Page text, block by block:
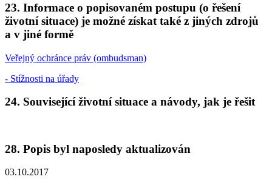
23. Informace o popisovaném postupu (o řešení
životní situace) je možné získat také z jiných zdrojů
a v jiné formě
Veřejný ochránce práv (ombudsman)
- Stížnosti na úřady
24. Související životní situace a návody, jak je řešit
28. Popis byl naposledy aktualizován
03.10.2017